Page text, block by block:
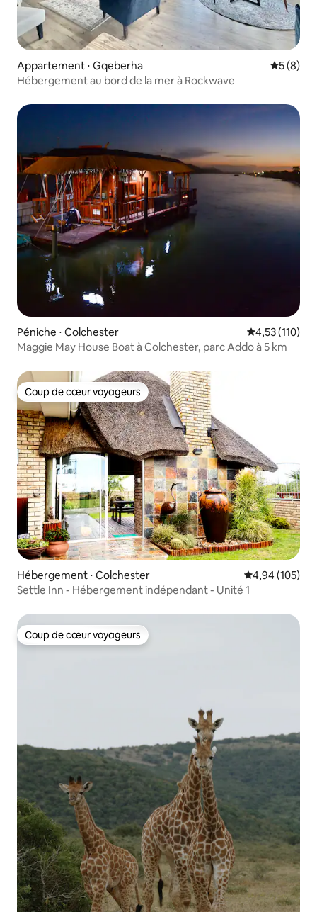
Appartement ⋅ Gqeberha
5 (8)
Hébergement au bord de la mer à Rockwave
Péniche ⋅ Colchester Évaluation
4,53 (110)
Maggie May House Boat à Colchester, parc Addo à 5 km
Coup de cœur voyageurs
Coup de cœur voyageurs
Hébergement ⋅ Colchester Évaluation
4,94 (105)
Settle Inn - Hébergement indépendant - Unité 1
Coup de cœur voyageurs
Coup de cœur voyageurs